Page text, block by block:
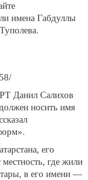
имена Габдуллы
Данил Салихов
носить имя
его
где жили
в его имени —